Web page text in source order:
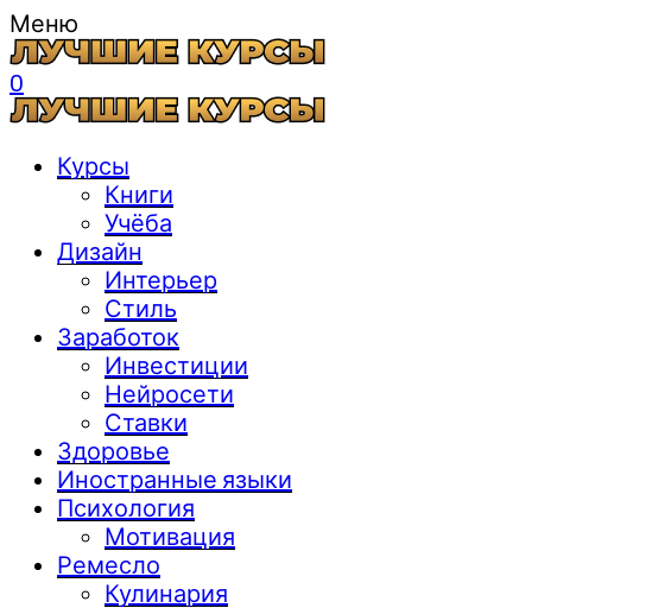
Меню
0
Курсы
Книги
Учёба
Дизайн
Интерьер
Стиль
Заработок
Инвестиции
Нейросети
Ставки
Здоровье
Иностранные языки
Психология
Мотивация
Ремесло
Кулинария